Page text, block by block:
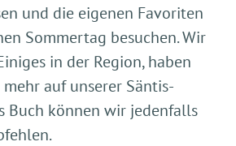
und die eigenen Favoriten
Sommertag besuchen. Wir
in der Region, haben
auf unserer Säntis-
Buch können wir jedenfalls